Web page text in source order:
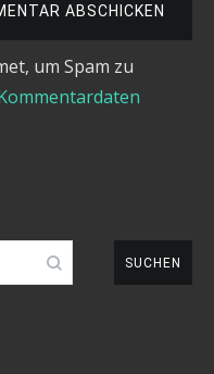
ABSCHICKEN
um Spam zu